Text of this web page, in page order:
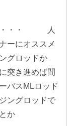
て・・・ 人
ーにオススメ
グロッドか
き進めば間
スMLロッド
ングロッドで
か